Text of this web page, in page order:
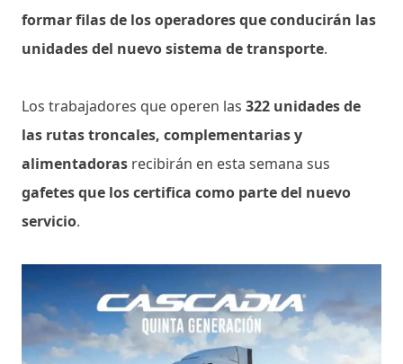
formar filas de los operadores que conducirán las
unidades del nuevo sistema de transporte.
Los trabajadores que operen las 322 unidades de
las rutas troncales, complementarias y
alimentadoras recibirán en esta semana sus
gafetes que los certifica como parte del nuevo
servicio.